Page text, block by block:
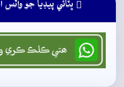
ڀٽائي پيڊيا جو